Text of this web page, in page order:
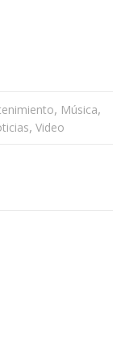
, Música,
, Video